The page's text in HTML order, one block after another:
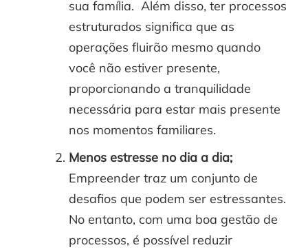
sua família. Além disso, ter processos
estruturados significa que as
operações fluirão mesmo quando
você não estiver presente,
proporcionando a tranquilidade
necessária para estar mais presente
nos momentos familiares.
Menos estresse no dia a dia;
Empreender traz um conjunto de
desafios que podem ser estressantes.
No entanto, com uma boa gestão de
processos, é possível reduzir